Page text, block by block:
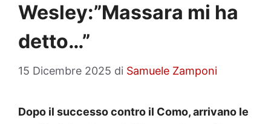
Wesley:”Massara mi ha
detto…”
15 Dicembre 2025 di Samuele Zamponi
Dopo il successo contro il Como, arrivano le